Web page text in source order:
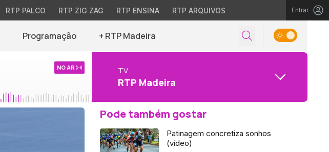
RTP PALCO RTP ZIG ZAG RTP ENSINA RTP ARQUIVOS Entrar
Programação + RTP Madeira
NO AR TV
RTP Madeira
Pode também gostar
Patinagem concretiza sonhos
(vídeo)